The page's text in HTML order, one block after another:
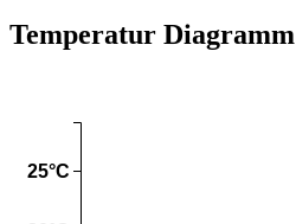
Temperatur Diagramm